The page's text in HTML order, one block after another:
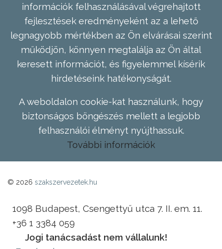
információk felhasználásával végrehajtott
fejlesztések eredményeként az a lehető
legnagyobb mértékben az Ön elvárásai szerint
működjön, könnyen megtalálja az Ön által
keresett információt, és figyelemmel kísérik
hirdetéseink hatékonyságát.
A weboldalon cookie-kat használunk, hogy
biztonságos böngészés mellett a legjobb
felhasználói élményt nyújthassuk.
További információk
© 2026 szakszervezetek.hu
1098 Budapest, Csengettyű utca 7. II. em. 11.
+36 1 3384 059
Jogi tanácsadást nem vállalunk!